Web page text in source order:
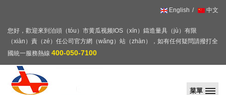
English 中文
您好，歡迎來到泊頭（tóu）市黄瓜视频IOS（xīn）鑄造量具（jù）有限
（xiàn）責（zé）任公司官方網（wǎng）站（zhàn），如有任何疑問請撥打全
國統一服務熱線 400-050-7100
菜單